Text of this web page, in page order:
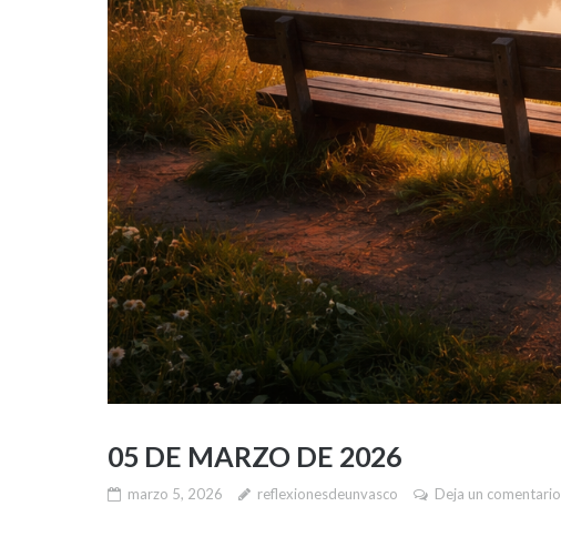
05 DE MARZO DE 2026
marzo 5, 2026 reflexionesdeunvasco Deja un comentario